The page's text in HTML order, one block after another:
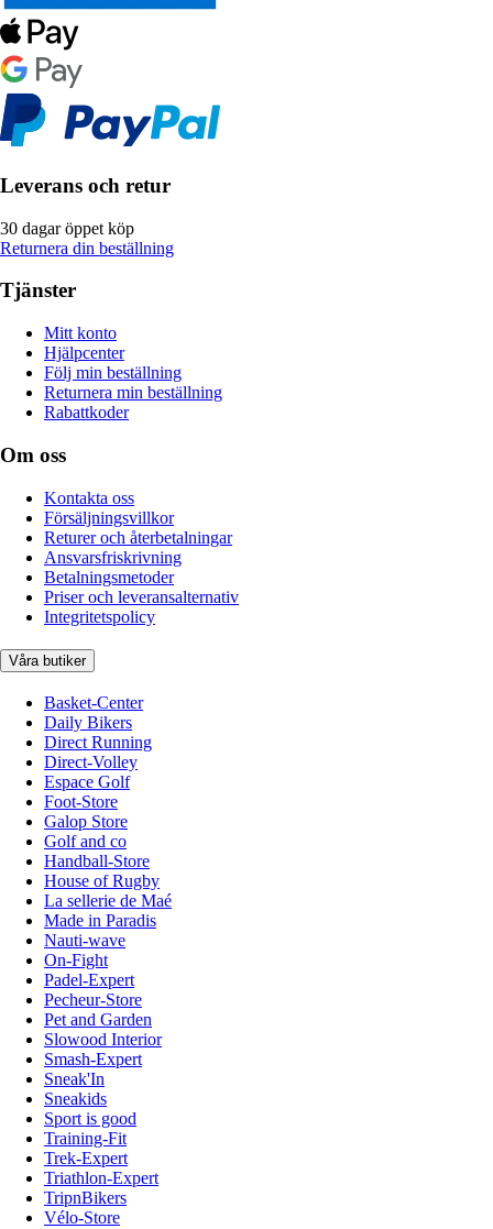
Leverans och retur
30 dagar öppet köp
Returnera din beställning
Tjänster
Mitt konto
Hjälpcenter
Följ min beställning
Returnera min beställning
Rabattkoder
Om oss
Kontakta oss
Försäljningsvillkor
Returer och återbetalningar
Ansvarsfriskrivning
Betalningsmetoder
Priser och leveransalternativ
Integritetspolicy
Våra butiker
Basket-Center
Daily Bikers
Direct Running
Direct-Volley
Espace Golf
Foot-Store
Galop Store
Golf and co
Handball-Store
House of Rugby
La sellerie de Maé
Made in Paradis
Nauti-wave
On-Fight
Padel-Expert
Pecheur-Store
Pet and Garden
Slowood Interior
Smash-Expert
Sneak'In
Sneakids
Sport is good
Training-Fit
Trek-Expert
Triathlon-Expert
TripnBikers
Vélo-Store